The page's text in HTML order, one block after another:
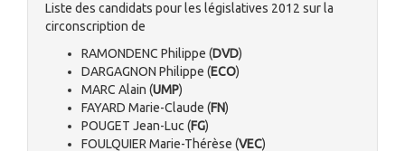
Liste des candidats pour les législatives 2012 sur la
circonscription de
RAMONDENC Philippe (DVD)
DARGAGNON Philippe (ECO)
MARC Alain (UMP)
FAYARD Marie-Claude (FN)
POUGET Jean-Luc (FG)
FOULQUIER Marie-Thérèse (VEC)